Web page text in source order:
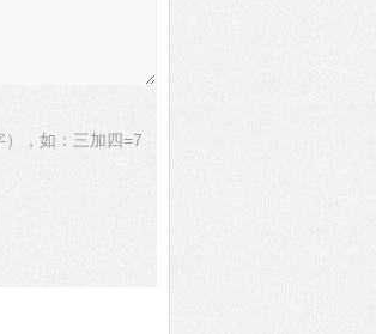
，如：三加四=7